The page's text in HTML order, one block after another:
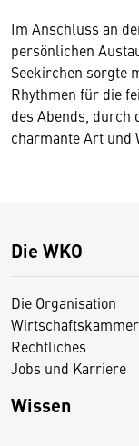
Im Anschluss an
persönlichen
Seekirchen sorgte
Rhythmen für die
des Abends, durch
charmante Art und
Die WKO
Die Organisation
Rechtliches
Jobs und Karriere
Wissen